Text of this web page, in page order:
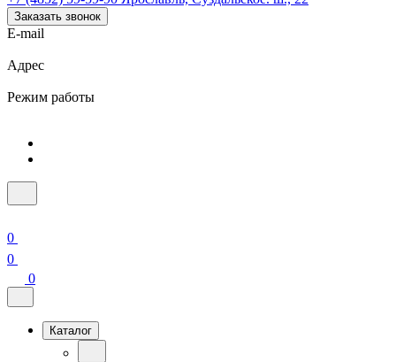
Заказать звонок
E-mail
Адрес
Режим работы
0
0
0
Каталог